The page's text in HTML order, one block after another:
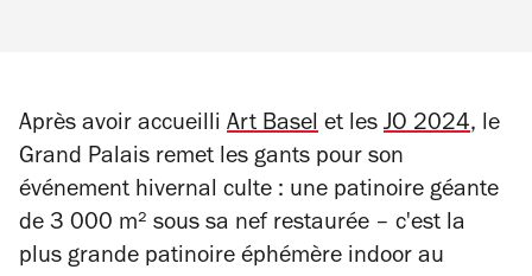
Après avoir accueilli Art Basel et les JO 2024, le
Grand Palais remet les gants pour son
événement hivernal culte : une patinoire géante
de 3 000 m² sous sa nef restaurée – c'est la
plus grande patinoire éphémère indoor au